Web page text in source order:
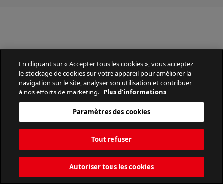
En cliquant sur « Accepter tous les cookies », vous acceptez
le stockage de cookies sur votre appareil pour améliorer la
navigation sur le site, analyser son utilisation et contribuer
à nos efforts de marketing. Plus d’informations
Paramètres des cookies
Tout refuser
Autoriser tous les cookies